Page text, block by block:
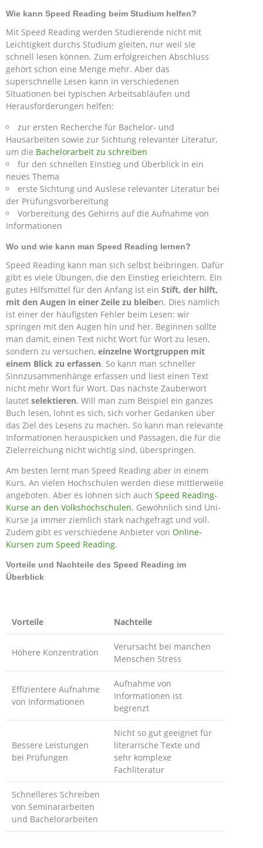
Wie kann Speed Reading beim Studium helfen?
Mit Speed Reading werden Studierende nicht mit
Leichtigkeit durchs Studium gleiten, nur weil sie
schnell lesen können. Zum erfolgreichen Abschluss
gehört schon eine Menge mehr. Aber das
superschnelle Lesen kann in verschiedenen
Situationen bei typischen Arbeitsabläufen und
Herausforderungen helfen:
zur ersten Recherche für Bachelor- und
Hausarbeiten sowie zur Sichtung relevanter Literatur,
um die Bachelorarbeit zu schreiben
für den schnellen Einstieg und Überblick in ein
neues Thema
erste Sichtung und Auslese relevanter Literatur bei
der Prüfungsvorbereitung
Vorbereitung des Gehirns auf die Aufnahme von
Informationen
Wo und wie kann man Speed Reading lernen?
Speed Reading kann man sich selbst beibringen. Dafür
gibt es viele Übungen, die den Einstieg erleichtern. Ein
gutes Hilfsmittel für den Anfang ist ein Stift, der hilft,
mit den Augen in einer Zeile zu bleiben. Dies nämlich
ist einer der häufigsten Fehler beim Lesen: wir
springen mit den Augen hin und her. Beginnen sollte
man damit, einen Text nicht Wort für Wort zu lesen,
sondern zu versuchen, einzelne Wortgruppen mit
einem Blick zu erfassen. So kann man schneller
Sinnzusammenhänge erfassen und liest einen Text
nicht mehr Wort für Wort. Das nächste Zauberwort
lautet selektieren. Will man zum Beispiel ein ganzes
Buch lesen, lohnt es sich, sich vorher Gedanken über
das Ziel des Lesens zu machen. So kann man relevante
Informationen herauspicken und Passagen, die für die
Zielerreichung nicht wichtig sind, überspringen.
Am besten lernt man Speed Reading aber in einem
Kurs. An vielen Hochschulen werden diese mittlerweile
angeboten. Aber es lohnen sich auch Speed Reading-
Kurse an den Volkshochschulen. Gewöhnlich sind Uni-
Kurse ja immer ziemlich stark nachgefragt und voll.
Zudem gibt es verschiedene Anbieter von Online-
Kursen zum Speed Reading.
Vorteile und Nachteile des Speed Reading im
Überblick
Vorteile Nachteile
Höhere Konzentration
Verursacht bei manchen
Menschen Stress
Effizientere Aufnahme
von Informationen
Aufnahme von
Informationen ist
begrenzt
Bessere Leistungen
bei Prüfungen
Nicht so gut geeignet für
literarische Texte und
sehr komplexe
Fachliteratur
Schnelleres Schreiben
von Seminararbeiten
und Bachelorarbeiten